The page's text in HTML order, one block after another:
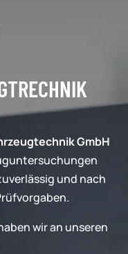
GmbH
und nach
wir an unseren